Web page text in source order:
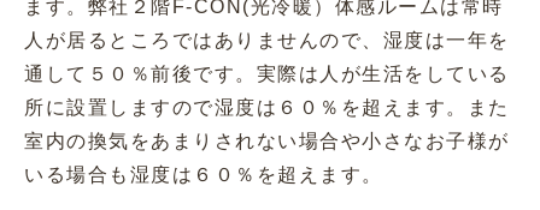
ます。弊社２階F-CON(光冷暖）体感ルームは常時
人が居るところではありませんので、湿度は一年を
通して５０％前後です。実際は人が生活をしている
所に設置しますので湿度は６０％を超えます。また
室内の換気をあまりされない場合や小さなお子様が
いる場合も湿度は６０％を超えます。